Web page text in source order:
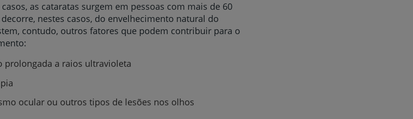
as cataratas surgem em pessoas com mais de 60
nestes casos, do envelhecimento natural do
contudo, outros fatores que podem contribuir para o
prolongada a raios ultravioleta
ocular ou outros tipos de lesões nos olhos